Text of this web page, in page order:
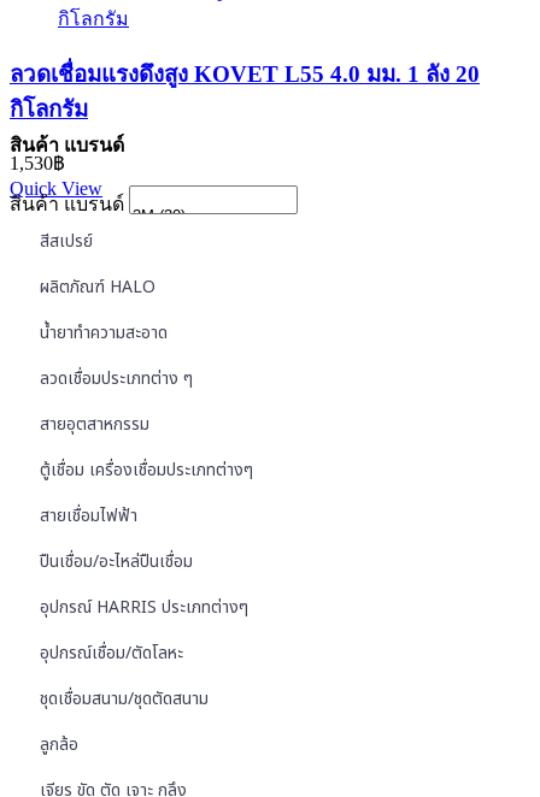
ลวดเชื่อมแรงดึงสูง KOVET L55 4.0 มม. 1 ลัง 20
กิโลกรัม
1,530฿
Quick View
สินค้า แบรนด์
สินค้า แบรนด์
สีสเปรย์
ผลิตภัณฑ์ HALO
น้ำยาทำความสะอาด
ลวดเชื่อมประเภทต่าง ๆ
สายอุตสาหกรรม
ตู้เชื่อม เครื่องเชื่อมประเภทต่างๆ
สายเชื่อมไฟฟ้า
ปืนเชื่อม/อะไหล่ปืนเชื่อม
อุปกรณ์ HARRIS ประเภทต่างๆ
อุปกรณ์เชื่อม/ตัดโลหะ
ชุดเชื่อมสนาม/ชุดตัดสนาม
ลูกล้อ
เจียร ขัด ตัด เจาะ กลึง